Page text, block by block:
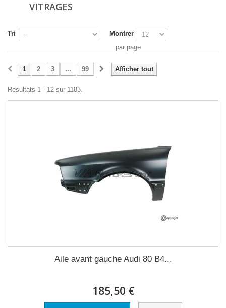
VITRAGES
Tri
Montrer
par page
Afficher tout
1 2 3 ... 99
Résultats 1 - 12 sur 1183.
Aile avant gauche Audi 80 B4...
185,50 €